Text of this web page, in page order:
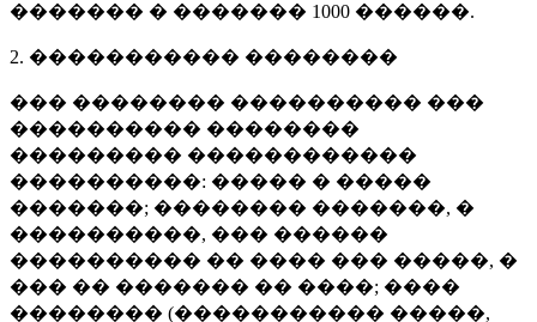
������� � ������� 1000 ������.
2. ����������� ��������
��� �������� ���������� ���
���������� ��������
��������� ������������
����������: ����� � �����
�������; �������� �������, �
����������, ��� ������
���������� �� ���� ��� �����, �
��� �� ������� �� ����; ����
�������� (����������� �����,